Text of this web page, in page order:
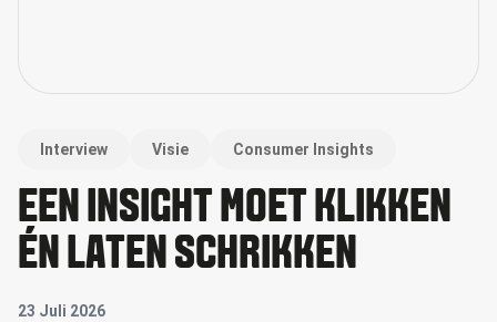
Interview Visie Consumer Insights
EEN INSIGHT MOET KLIKKEN
ÉN LATEN SCHRIKKEN
23 Juli 2026